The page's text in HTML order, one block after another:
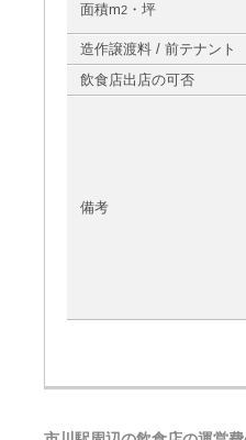
面積m2 ・坪
造作譲渡料 / 前テナント
飲食店出店の可否
備考